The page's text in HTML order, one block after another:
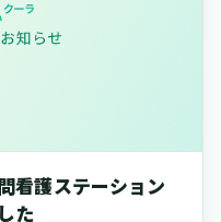
看護ステーション
た